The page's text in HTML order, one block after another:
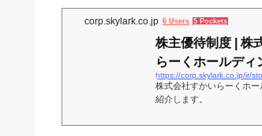
corp.skylark.co.jp 6 Users 5 Pockets
株主優待制度 | 株
らーくホールディ
https://corp.skylark.co.jp/ir/
株式会社すかいらーくホ
紹介します。